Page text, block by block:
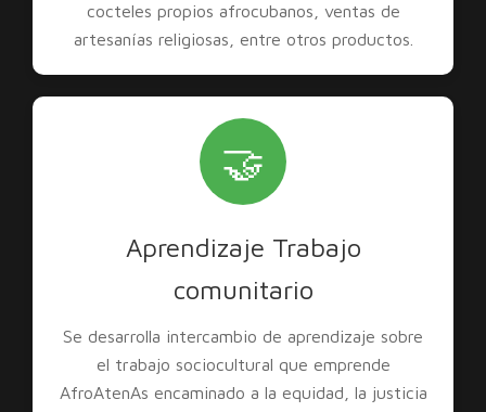
cocteles propios afrocubanos, ventas de
artesanías religiosas, entre otros productos.
🤝
Aprendizaje Trabajo
comunitario
Se desarrolla intercambio de aprendizaje sobre
el trabajo sociocultural que emprende
AfroAtenAs encaminado a la equidad, la justicia